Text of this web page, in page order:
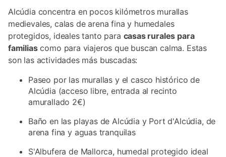
Alcúdia concentra en pocos kilómetros murallas
medievales, calas de arena fina y humedales
protegidos, ideales tanto para casas rurales para
familiascomo para viajeros que buscan calma. Estas
son las actividades más buscadas:
Paseo por las murallas y el casco histórico de
Alcúdia (acceso libre, entrada al recinto
amurallado 2€)
Baño en las playas de Alcúdia y Port d'Alcúdia, de
arena fina y aguas tranquilas
S'Albufera de Mallorca, humedal protegido ideal